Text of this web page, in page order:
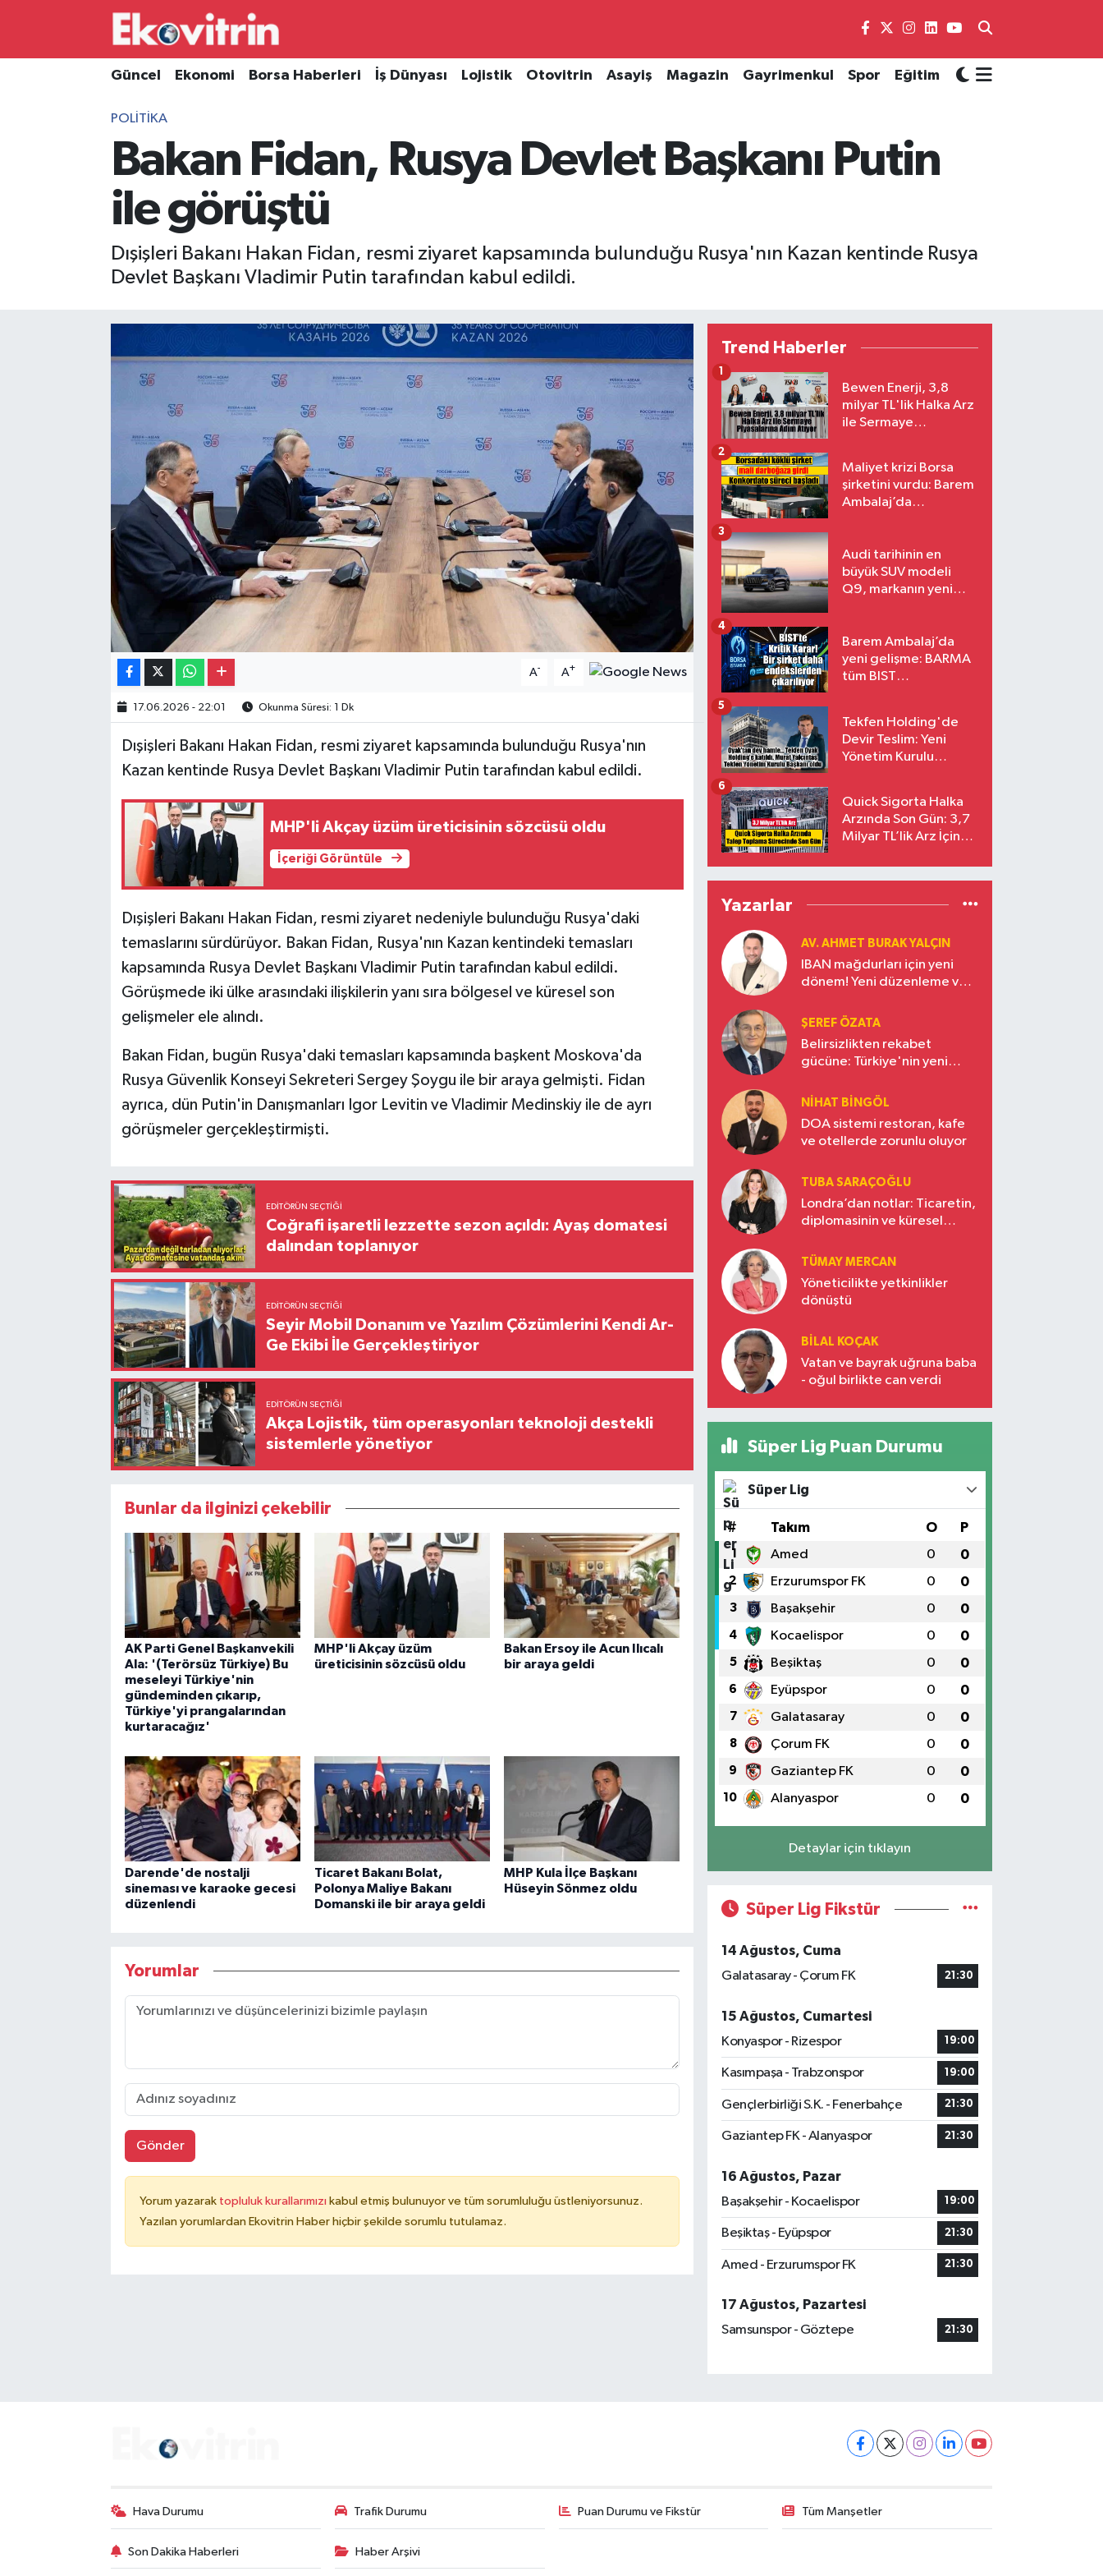
Güncel Ekonomi Borsa Haberleri İş Dünyası Lojistik Otovitrin Asayiş Magazin Gayrimenkul Spor Eğitim
POLITIKA
Bakan Fidan, Rusya Devlet Başkanı Putin
ile görüştü
Dışişleri Bakanı Hakan Fidan, resmi ziyaret kapsamında bulunduğu Rusya'nın Kazan kentinde Rusya
Devlet Başkanı Vladimir Putin tarafından kabul edildi.
A- A+
17.06.2026 - 22:01 Okunma Süresi: 1 Dk
Dışişleri Bakanı Hakan Fidan, resmi ziyaret kapsamında bulunduğu Rusya'nın
Kazan kentinde Rusya Devlet Başkanı Vladimir Putin tarafından kabul edildi.
MHP'li Akçay üzüm üreticisinin sözcüsü oldu
İçeriği Görüntüle
Dışişleri Bakanı Hakan Fidan, resmi ziyaret nedeniyle bulunduğu Rusya'daki
temaslarını sürdürüyor. Bakan Fidan, Rusya'nın Kazan kentindeki temasları
kapsamında Rusya Devlet Başkanı Vladimir Putin tarafından kabul edildi.
Görüşmede iki ülke arasındaki ilişkilerin yanı sıra bölgesel ve küresel son
gelişmeler ele alındı.
Bakan Fidan, bugün Rusya'daki temasları kapsamında başkent Moskova'da
Rusya Güvenlik Konseyi Sekreteri Sergey Şoygu ile bir araya gelmişti. Fidan
ayrıca, dün Putin'in Danışmanları Igor Levitin ve Vladimir Medinskiy ile de ayrı
görüşmeler gerçekleştirmişti.
EDITÖRÜN SEÇTIĞI
Coğrafi işaretli lezzette sezon açıldı: Ayaş domatesi
dalından toplanıyor
EDITÖRÜN SEÇTIĞI
Seyir Mobil Donanım ve Yazılım Çözümlerini Kendi Ar-
Ge Ekibi İle Gerçekleştiriyor
EDITÖRÜN SEÇTIĞI
Akça Lojistik, tüm operasyonları teknoloji destekli
sistemlerle yönetiyor
Bunlar da ilginizi çekebilir
AK Parti Genel Başkanvekili
Ala: '(Terörsüz Türkiye) Bu
meseleyi Türkiye'nin
gündeminden çıkarıp,
Türkiye'yi prangalarından
kurtaracağız'
MHP'li Akçay üzüm
üreticisinin sözcüsü oldu
Bakan Ersoy ile Acun Ilıcalı
bir araya geldi
Darende'de nostalji
sineması ve karaoke gecesi
düzenlendi
Ticaret Bakanı Bolat,
Polonya Maliye Bakanı
Domanski ile bir araya geldi
MHP Kula İlçe Başkanı
Hüseyin Sönmez oldu
Yorumlar
Gönder
Yorum yazarak topluluk kurallarımızı kabul etmiş bulunuyor ve tüm sorumluluğu üstleniyorsunuz.
Yazılan yorumlardan Ekovitrin Haber hiçbir şekilde sorumlu tutulamaz.
Trend Haberler
Bewen Enerji, 3,8
milyar TL'lik Halka Arz
ile Sermaye
Maliyet krizi Borsa
şirketini vurdu: Barem
Ambalaj’da
2
Audi tarihinin en
büyük SUV modeli
Q9, markanın yeni
3
Barem Ambalaj’da
yeni gelişme: BARMA
tüm BIST
4
Tekfen Holding'de
Devir Teslim: Yeni
Yönetim Kurulu
5
Quick Sigorta Halka
Arzında Son Gün: 3,7
Milyar TL’lik Arz İçin
Eriyor
6
Yazarlar
AV. AHMET BURAK YALÇIN
IBAN mağdurları için yeni
dönem! Yeni düzenleme ve
ŞEREF ÖZATA
Belirsizlikten rekabet
gücüne: Türkiye'nin yeni
NIHAT BINGÖL
DOA sistemi restoran, kafe
ve otellerde zorunlu oluyor
TUBA SARAÇOĞLU
Londra’dan notlar: Ticaretin,
diplomasinin ve küresel
Türkiye’nin yükselen gücü
TÜMAY MERCAN
Yöneticilikte yetkinlikler
dönüştü
BILAL KOÇAK
Vatan ve bayrak uğruna baba
- oğul birlikte can verdi
Süper Lig Puan Durumu
Süper Lig
# Takım O P
1 Amed 0 0
2 Erzurumspor FK 0 0
3 Başakşehir 0 0
4 Kocaelispor 0 0
5 Beşiktaş 0 0
6 Eyüpspor 0 0
7 Galatasaray 0 0
8 Çorum FK 0 0
9 Gaziantep FK 0 0
10 Alanyaspor 0 0
Detaylar için tıklayın
Süper Lig Fikstür
14 Ağustos, Cuma
Galatasaray - Çorum FK
21:30
15 Ağustos, Cumartesi
Konyaspor - Rizespor
19:00
Kasımpaşa - Trabzonspor 19:00
Gençlerbirliği S.K. - Fenerbahçe 21:30
Gaziantep FK - Alanyaspor 21:30
16 Ağustos, Pazar
Başakşehir - Kocaelispor
19:00
Beşiktaş - Eyüpspor 21:30
Amed - Erzurumspor FK 21:30
17 Ağustos, Pazartesi
Samsunspor - Göztepe
21:30
Hava Durumu Trafik Durumu Puan Durumu ve Fikstür Tüm Manşetler
Son Dakika Haberleri Haber Arşivi
Güncel
Borsa Haberleri
Hava Durumu
Süper Lig Puan Durumu ve Fikstür
Tüm Manşetler
Son Dakika Haberleri
Haber Arşivi